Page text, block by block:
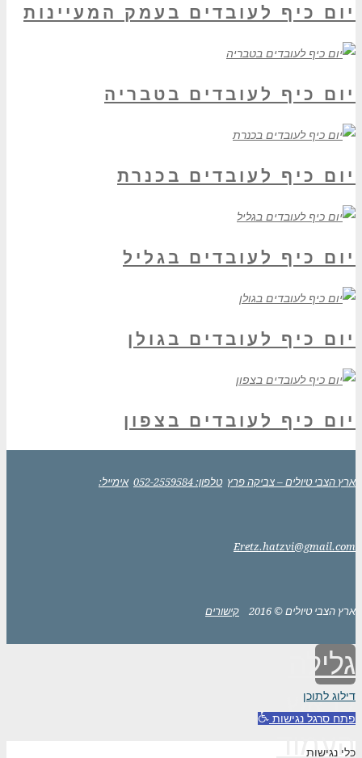
יום כיף לעובדים בעמק המעיינות
יום כיף לעובדים בטבריה
יום כיף לעובדים בכנרת
יום כיף לעובדים בגליל
יום כיף לעובדים בגולן
יום כיף לעובדים בצפון
ארץ הצבי טיולים – צביקה פרץ טלפון: 052-2559584 אימייל:
Eretz.hatzvi@gmail.com
ארץ הצבי טיולים © 2016 קישורים
גלילה
לראש
העמוד
דילוג לתוכן
פתח סרגל נגישות
כלי נגישות